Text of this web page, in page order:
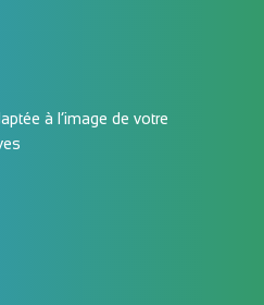
à l’image de votre